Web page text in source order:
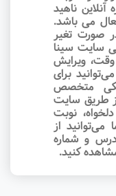
ناهید
می باشد.
صورت تغیر
سایت سینا
ویرایش
برای
متخصص
طریق سایت
نوبت
می‌توانید از
و شماره
کنید.